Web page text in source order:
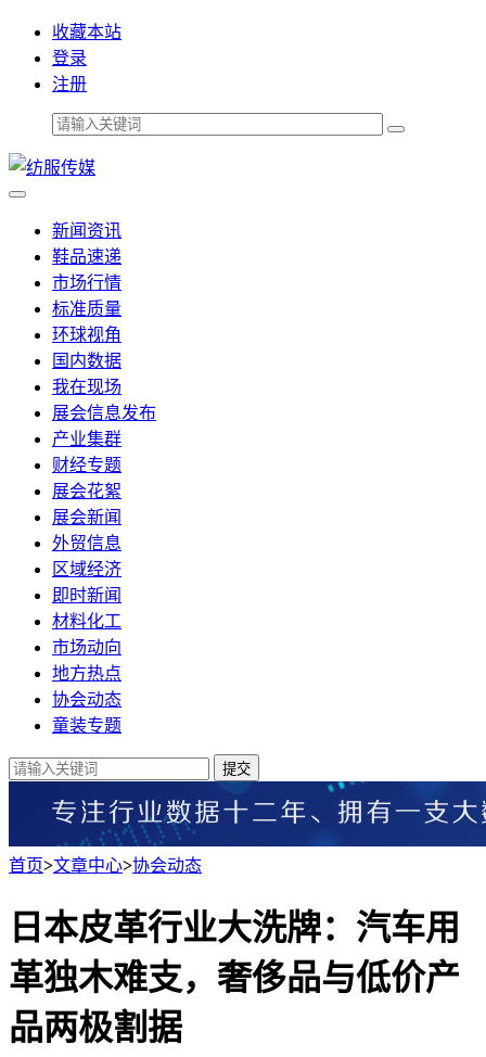
收藏本站
登录
注册
新闻资讯
鞋品速递
市场行情
标准质量
环球视角
国内数据
我在现场
展会信息发布
产业集群
财经专题
展会花絮
展会新闻
外贸信息
区域经济
即时新闻
材料化工
市场动向
地方热点
协会动态
童装专题
提交
首页>文章中心>协会动态
日本皮革行业大洗牌：汽车用
革独木难支，奢侈品与低价产
品两极割据